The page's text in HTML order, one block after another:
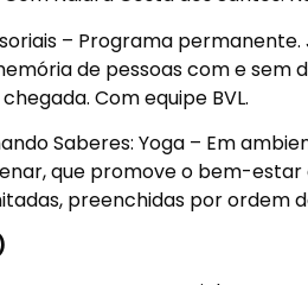
– Programa
de pessoas com e sem
Com equipe BVL.
Saberes: Yoga – Em
que promove o bem-estar
preenchidas por ordem